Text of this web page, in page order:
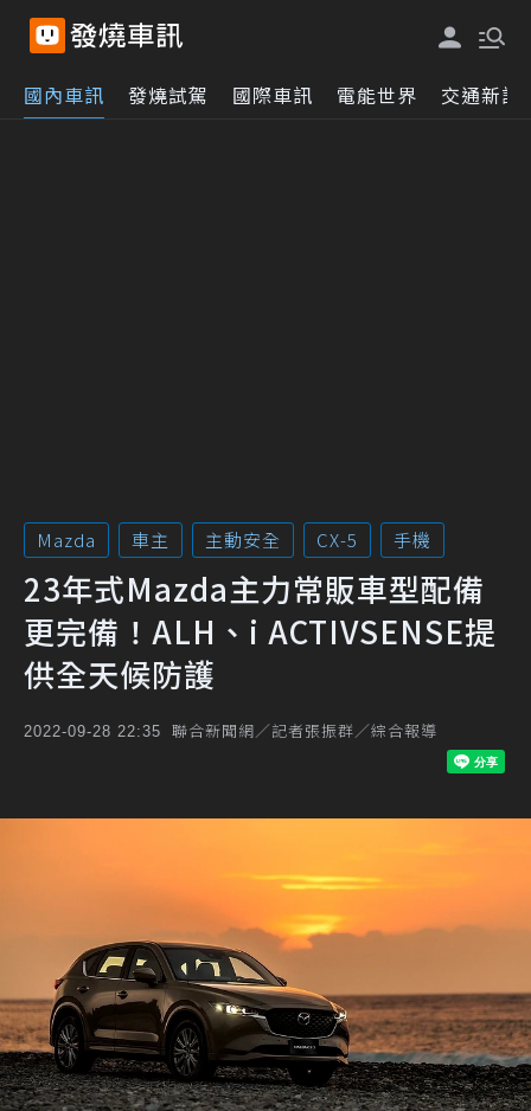
國內車訊 發燒試駕 國際車訊 電能世界 交通新訊
Mazda 車主 主動安全 CX-5 手機
23年式Mazda主力常販車型配備
更完備！ALH、i ACTIVSENSE提
供全天候防護
2022-09-28 22:35 聯合新聞網／記者張振群／綜合報導